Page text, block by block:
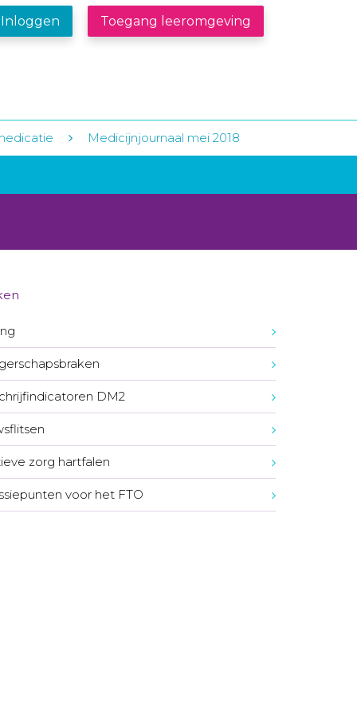
Inloggen Toegang leeromgeving
Medicijnjournaal mei 2018
DM2
zorg hartfalen
voor het FTO